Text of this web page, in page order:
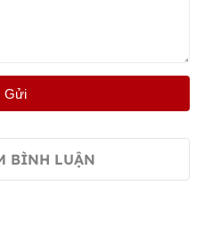
Gửi
BÌNH LUẬN